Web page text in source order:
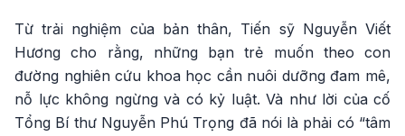
Từ trải nghiệm của bản thân, Tiến sỹ Nguyễn Viết
Hương cho rằng, những bạn trẻ muốn theo con
đường nghiên cứu khoa học cần nuôi dưỡng đam mê,
nỗ lực không ngừng và có kỷ luật. Và như lời của cố
Tổng Bí thư Nguyễn Phú Trọng đã nói là phải có “tâm